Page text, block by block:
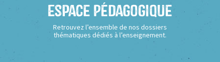
Espace Pédagogique
Retrouvez l’ensemble de nos dossiers
thématiques dédiés à l’enseignement.